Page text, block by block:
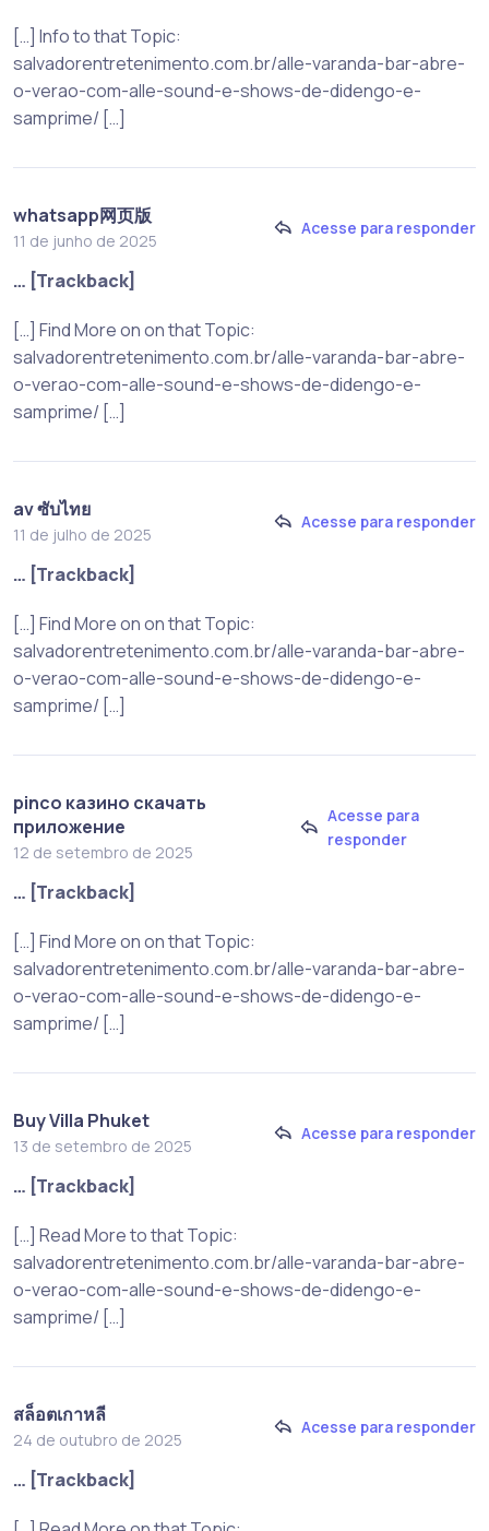
[…] Info to that Topic:
salvadorentretenimento.com.br/alle-varanda-bar-abre-
o-verao-com-alle-sound-e-shows-de-didengo-e-
samprime/ […]
whatsapp网页版
11 de junho de 2025
Acesse para responder
… [Trackback]
[…] Find More on on that Topic:
salvadorentretenimento.com.br/alle-varanda-bar-abre-
o-verao-com-alle-sound-e-shows-de-didengo-e-
samprime/ […]
av ซับไทย
11 de julho de 2025
Acesse para responder
… [Trackback]
[…] Find More on on that Topic:
salvadorentretenimento.com.br/alle-varanda-bar-abre-
o-verao-com-alle-sound-e-shows-de-didengo-e-
samprime/ […]
pinco казино скачать
приложение
12 de setembro de 2025
Acesse para
responder
… [Trackback]
[…] Find More on on that Topic:
salvadorentretenimento.com.br/alle-varanda-bar-abre-
o-verao-com-alle-sound-e-shows-de-didengo-e-
samprime/ […]
Buy Villa Phuket
13 de setembro de 2025
Acesse para responder
… [Trackback]
[…] Read More to that Topic:
salvadorentretenimento.com.br/alle-varanda-bar-abre-
o-verao-com-alle-sound-e-shows-de-didengo-e-
samprime/ […]
สล็อตเกาหลี
24 de outubro de 2025
Acesse para responder
… [Trackback]